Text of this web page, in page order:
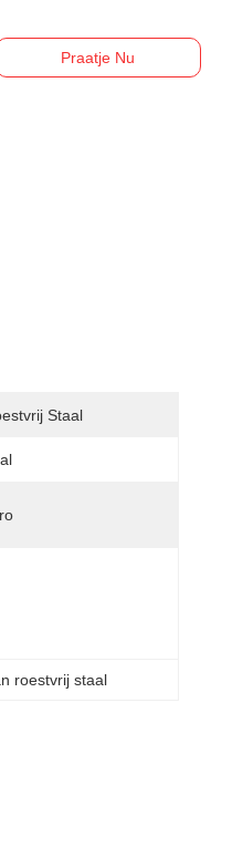
Praatje Nu
Staal
roestvrij staal